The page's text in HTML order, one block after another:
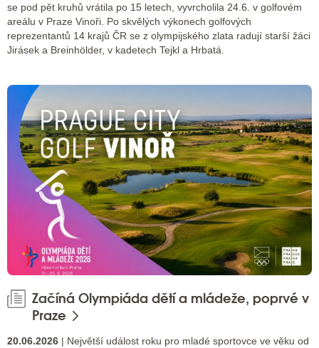
se pod pět kruhů vrátila po 15 letech, vyvrcholila 24.6. v golfovém
areálu v Praze Vinoři. Po skvělých výkonech golfových
reprezentantů 14 krajů ČR se z olympijského zlata radují starší žáci
Jirásek a Breinhölder, v kadetech Tejkl a Hrbatá.
Začíná Olympiáda dětí a mládeže, poprvé v
Praze
20.06.2026 | Největší událost roku pro mladé sportovce ve věku od